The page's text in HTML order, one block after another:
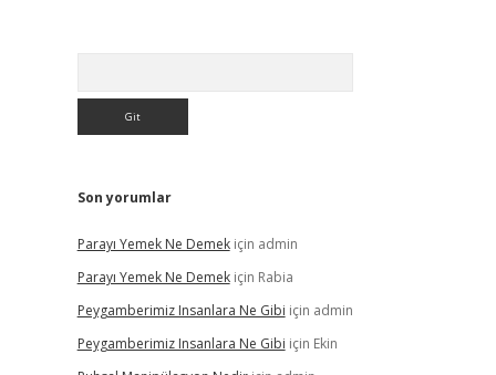
Son yorumlar
Parayı Yemek Ne Demekiçin admin
Parayı Yemek Ne Demekiçin Rabia
Peygamberimiz Insanlara Ne Gibi için admin
Peygamberimiz Insanlara Ne Gibi için Ekin